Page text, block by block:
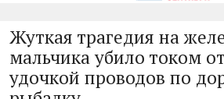
Жуткая трагедия на
мальчика убило током
удочкой проводов по